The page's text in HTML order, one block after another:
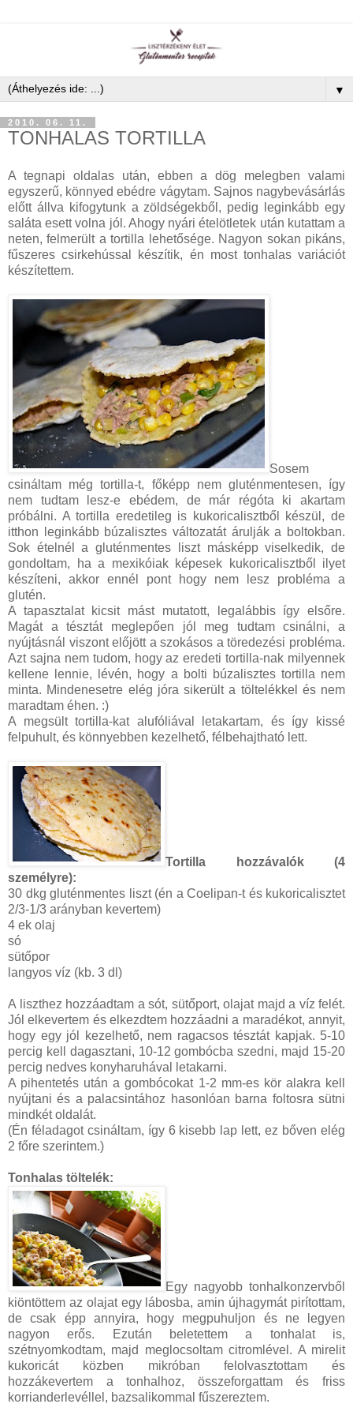
▼
2010. 06. 11.
TONHALAS TORTILLA
A tegnapi oldalas után, ebben a dög melegben valami
egyszerű, könnyed ebédre vágytam. Sajnos nagybevásárlás
előtt állva kifogytunk a zöldségekből, pedig leginkább egy
saláta esett volna jól. Ahogy nyári ételötletek után kutattam a
neten, felmerült a tortilla lehetősége. Nagyon sokan pikáns,
fűszeres csirkehússal készítik, én most tonhalas variációt
készítettem.
Sosem
csináltam még tortilla-t, főképp nem gluténmentesen, így
nem tudtam lesz-e ebédem, de már régóta ki akartam
próbálni. A tortilla eredetileg is kukoricalisztből készül, de
itthon leginkább búzalisztes változatát árulják a boltokban.
Sok ételnél a gluténmentes liszt másképp viselkedik, de
gondoltam, ha a mexikóiak képesek kukoricalisztből ilyet
készíteni, akkor ennél pont hogy nem lesz probléma a
glutén.
A tapasztalat kicsit mást mutatott, legalábbis így elsőre.
Magát a tésztát meglepően jól meg tudtam csinálni, a
nyújtásnál viszont előjött a szokásos a töredezési probléma.
Azt sajna nem tudom, hogy az eredeti tortilla-nak milyennek
kellene lennie, lévén, hogy a bolti búzalisztes tortilla nem
minta. Mindenesetre elég jóra sikerült a töltelékkel és nem
maradtam éhen. :)
A megsült tortilla-kat alufóliával letakartam, és így kissé
felpuhult, és könnyebben kezelhető, félbehajtható lett.
Tortilla hozzávalók (4
személyre):
30 dkg gluténmentes liszt (én a Coelipan-t és kukoricalisztet
2/3-1/3 arányban kevertem)
4 ek olaj
só
sütőpor
langyos víz (kb. 3 dl)
A liszthez hozzáadtam a sót, sütőport, olajat majd a víz felét.
Jól elkevertem és elkezdtem hozzáadni a maradékot, annyit,
hogy egy jól kezelhető, nem ragacsos tésztát kapjak. 5-10
percig kell dagasztani, 10-12 gombócba szedni, majd 15-20
percig nedves konyharuhával letakarni.
A pihentetés után a gombócokat 1-2 mm-es kör alakra kell
nyújtani és a palacsintához hasonlóan barna foltosra sütni
mindkét oldalát.
(Én féladagot csináltam, így 6 kisebb lap lett, ez bőven elég
2 főre szerintem.)
Tonhalas töltelék:
Egy nagyobb tonhalkonzervből
kiöntöttem az olajat egy lábosba, amin újhagymát pirítottam,
de csak épp annyira, hogy megpuhuljon és ne legyen
nagyon erős. Ezután beletettem a tonhalat is,
szétnyomkodtam, majd meglocsoltam citromlével. A mirelit
kukoricát közben mikróban felolvasztottam és
hozzákevertem a tonhalhoz, összeforgattam és friss
korrianderlevéllel, bazsalikommal fűszereztem.